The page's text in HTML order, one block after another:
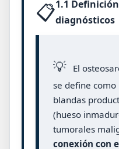
📋1.1
diagnósticos
💡
El
se define
blandas
(hueso
tumorales
conexión con